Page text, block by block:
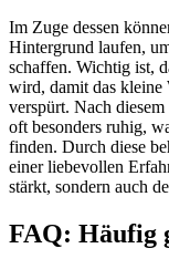
Im Zuge dessen
Hintergrund laufen,
schaffen. Wichtig ist,
wird, damit das kleine
verspürt. Nach
oft besonders ruhig,
finden. Durch diese
einer liebevollen
stärkt, sondern auch
FAQ: Häufig